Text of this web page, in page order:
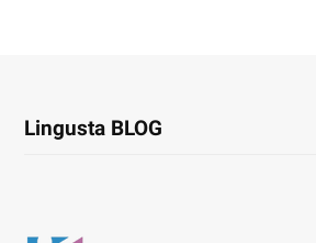
Lingusta BLOG